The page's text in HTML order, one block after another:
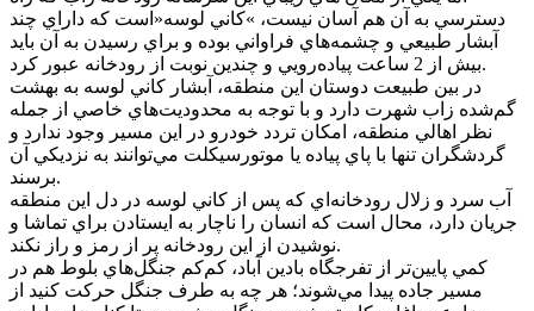
دسترسي به آن هم آسان نيست، »کاني لوسه«است که داراي چند
آبشار طبيعي و چشمه‌هاي فراواني بوده و براي رسيدن به آن بايد
بيش از 2 ساعت پياده‌رويي و چندين نوبت از رودخانه عبور کرد.
در بين طبيعت دوستان اين منطقه، آبشار کاني لوسه به بهشت
گم‌شده زاب شهرت دارد و با توجه به محدوديت‌هاي خاصي از جمله
نظر اهالي منطقه، امکان تردد خودرو در اين مسير وجود ندارد و
گردشگران تنها با پاي پياده يا موتورسيکلت مي‌توانند به نزديکي آن
برسند.
آب سرد و زلال رودخانه‌اي که پس از کاني لوسه در دل اين منطقه
جريان دارد، محال است که انسان را ناچار به ايستادن براي تماشا و
نوشيدن از اين رودخانه پر از رمز و راز نکند.
کمي پايين‌تر از تفرجگاه بادين آباد، کم‌کم جنگل‌هاي بلوط هم در
مسير جاده پيدا مي‌شوند؛ هر چه به طرف جنگل حرکت کنيد از